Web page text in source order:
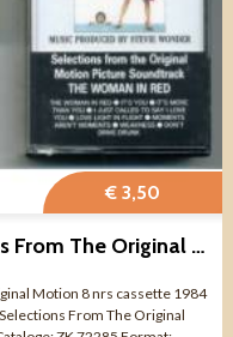
€ 3,50
The Woman In Red Selections From The Original Motion ZGAN
Motion 8 nrs cassette 1984
From The Original